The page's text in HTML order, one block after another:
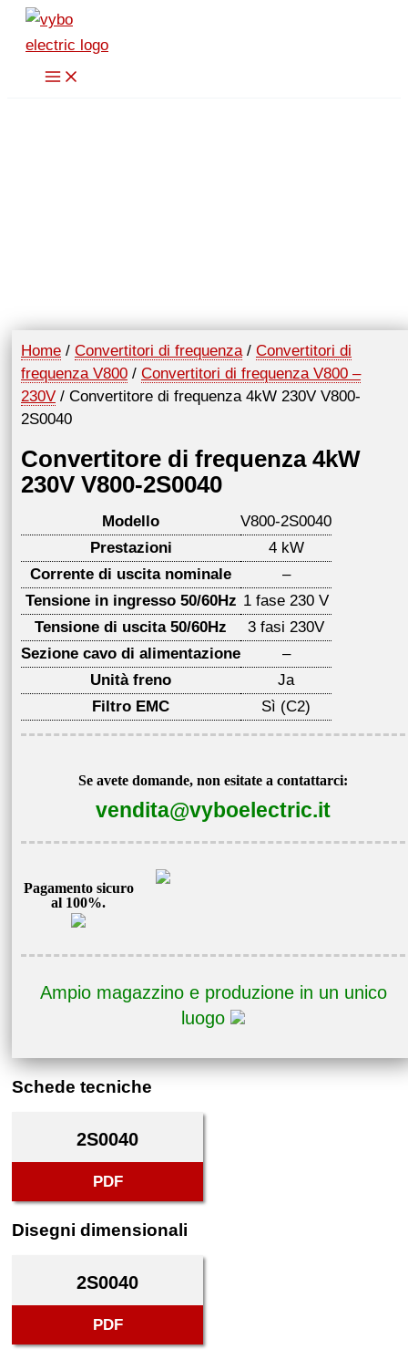
Vai
contenuto
Home / Convertitori di frequenza/ Convertitori di
frequenza V800 / Convertitori di frequenza V800 –
230V / Convertitore di frequenza 4kW 230V V800-
2S0040
Convertitore di frequenza 4kW
230V V800-2S0040
Modello
V800-2S0040
Prestazioni
4 kW
Corrente di uscita nominale
–
Tensione in ingresso 50/60Hz 1 fase 230 V
Tensione di uscita 50/60Hz
3 fasi 230V
Sezione cavo di alimentazione
–
Unità freno
Ja
Filtro EMC
Sì (C2)
Se avete domande, non esitate a contattarci:
vendita@vyboelectric.it
Pagamento sicuro
al 100%.
Ampio magazzino e produzione in un unico
luogo
Schede tecniche
2S0040
PDF
Disegni dimensionali
2S0040
PDF